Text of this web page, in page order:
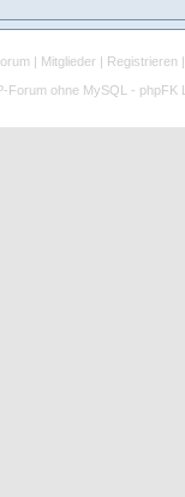
| Mitglieder | Registrieren |
Forum ohne MySQL - phpFK